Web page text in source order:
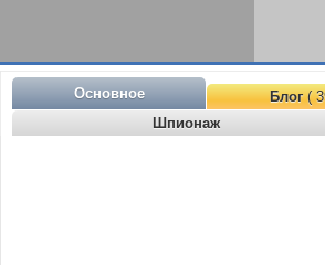
Основное Блог(
Шпионаж